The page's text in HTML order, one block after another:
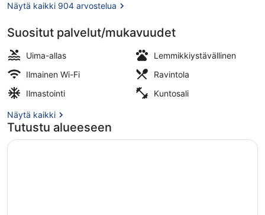
Sisäuima-allas
Näytä kaikki 904 arvostelua
Suositut palvelut/mukavuudet
Uima-allas
Lemmikkiystävällinen
Ilmainen Wi-Fi
Ravintola
Ilmastointi
Kuntosali
Näytä kaikki
Tutustu alueeseen